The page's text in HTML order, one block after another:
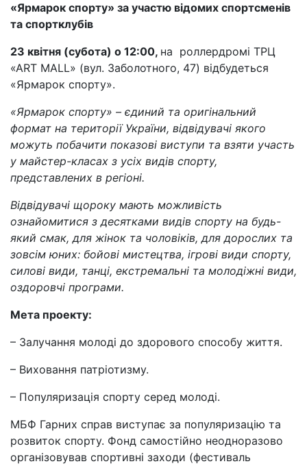
«Ярмарок спорту» за участю відомих спортсменів
та спортклубів
23 квітня (субота) о 12:00, на роллердромі ТРЦ
«АRT MALL» (вул. Заболотного, 47) відбудеться
«Ярмарок спорту».
«Ярмарок спорту» – єдиний та оригінальний
формат на території України, відвідувачі якого
можуть побачити показові виступи та взяти участь
у майстер-класах з усіх видів спорту,
представлених в регіоні.
Відвідувачі щороку мають можливість
ознайомитися з десятками видів спорту на будь-
який смак, для жінок та чоловіків, для дорослих та
зовсім юних: бойові мистецтва, ігрові види спорту,
силові види, танці, екстремальні та молодіжні види,
оздоровчі програми.
Мета проекту:
– Залучання молоді до здорового способу життя.
– Виховання патріотизму.
– Популяризація спорту серед молоді.
МБФ Гарних справ виступає за популяризацію та
розвиток спорту. Фонд самостійно неодноразово
організовував спортивні заходи (фестиваль